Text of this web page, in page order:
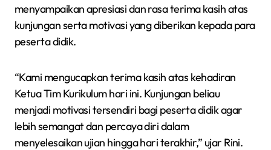
menyampaikan apresiasi dan rasa terima kasih atas
kunjungan serta motivasi yang diberikan kepada para
peserta didik.
“Kami mengucapkan terima kasih atas kehadiran
Ketua Tim Kurikulum hari ini. Kunjungan beliau
menjadi motivasi tersendiri bagi peserta didik agar
lebih semangat dan percaya diri dalam
menyelesaikan ujian hingga hari terakhir,” ujar Rini.